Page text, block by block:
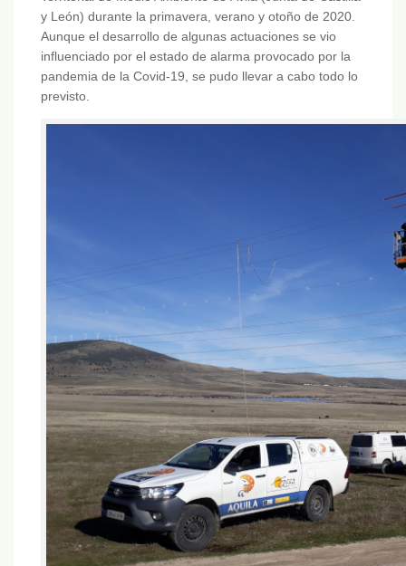
y León) durante la primavera, verano y otoño de 2020.
Aunque el desarrollo de algunas actuaciones se vio
influenciado por el estado de alarma provocado por la
pandemia de la Covid-19, se pudo llevar a cabo todo lo
previsto.